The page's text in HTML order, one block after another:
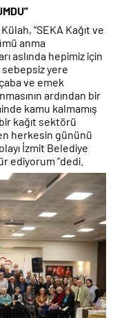
“SEKA Kağıt ve
anma
aslında hepimiz için
yere
ve emek
ardından bir
kamu kalmamış
kağıt sektörü
herkesin gününü
İzmit Belediye
ediyorum ”dedi.